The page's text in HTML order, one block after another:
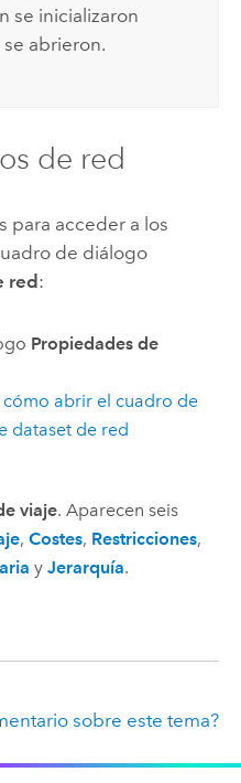
se inicializaron
abrieron.
de red
para acceder a los
de diálogo
red:
Propiedades de
abrir el cuadro de
dataset de red
viaje. Aparecen seis
, Costes, Restricciones,
y Jerarquía.
sobre este tema?